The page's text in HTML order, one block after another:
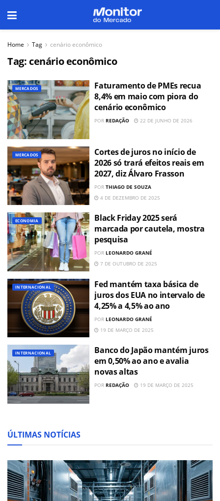
Home Tag cenário econômico
Tag: cenário econômico
MERCADOS
Faturamento de PMEs recua
8,4% em maio com piora do
cenário econômico
POR REDAÇÃO 22 DE JUNHO DE 2026
MERCADOS
Cortes de juros no início de
2026 só trará efeitos reais em
2027, diz Álvaro Frasson
POR THIAGO DE SOUZA
4 DE DEZEMBRO DE 2025
ECONOMIA
Black Friday 2025 será
marcada por cautela, mostra
pesquisa
POR LEONARDO GRANÉ
7 DE OUTUBRO DE 2025
INTERNACIONAL
Fed mantém taxa básica de
juros dos EUA no intervalo de
4,25% a 4,5% ao ano
POR LEONARDO GRANÉ
19 DE MARÇO DE 2025
INTERNACIONAL
Banco do Japão mantém juros
em 0,50% ao ano e avalia
novas altas
POR REDAÇÃO 19 DE MARÇO DE 2025
ÚLTIMAS NOTÍCIAS